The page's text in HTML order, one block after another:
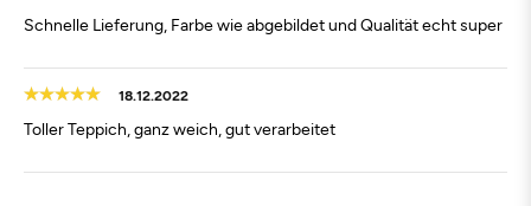
Schnelle Lieferung, Farbe wie abgebildet und Qualität echt super
18.12.2022
Toller Teppich, ganz weich, gut verarbeitet